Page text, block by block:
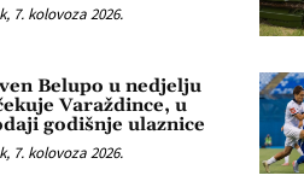
7. kolovoza 2026.
Belupo u nedjelju
Varaždince, u
godišnje ulaznice
7. kolovoza 2026.